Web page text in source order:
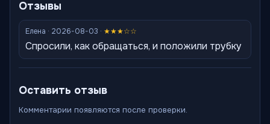
Отзывы
Елена · 2026-08-03 · ★★★☆☆
Спросили, как обращаться, и положили трубку
Оставить отзыв
Комментарии появляются после проверки.